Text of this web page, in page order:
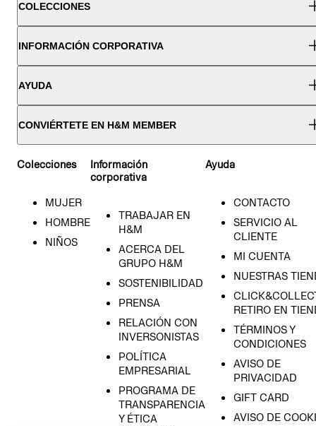
COLECCIONES
INFORMACIÓN CORPORATIVA
AYUDA
CONVIÉRTETE EN H&M MEMBER
Colecciones
MUJER
HOMBRE
NIÑOS
Información
corporativa
TRABAJAR EN
H&M
ACERCA DEL
GRUPO H&M
SOSTENIBILIDAD
PRENSA
RELACIÓN CON
INVERSONISTAS
POLÍTICA
EMPRESARIAL
PROGRAMA DE
TRANSPARENCIA
Y ÉTICA
Ayuda
CONTACTO
SERVICIO AL
CLIENTE
MI CUENTA
NUESTRAS
RETIRO EN
TÉRMINOS Y
CONDICIONES
AVISO DE
PRIVACIDAD
GIFT CARD
AVISO DE